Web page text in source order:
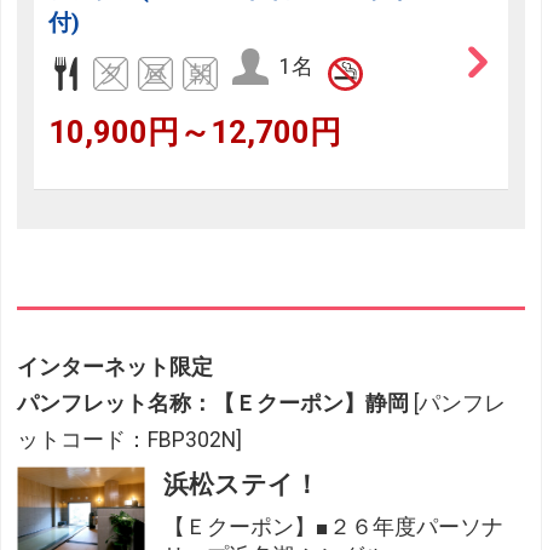
付)
1名
10,900円～12,700円
インターネット限定
パンフレット名称：【Ｅクーポン】静岡 [パンフレ
ットコード：FBP302N]
浜松ステイ！
【Ｅクーポン】■２６年度パーソナ